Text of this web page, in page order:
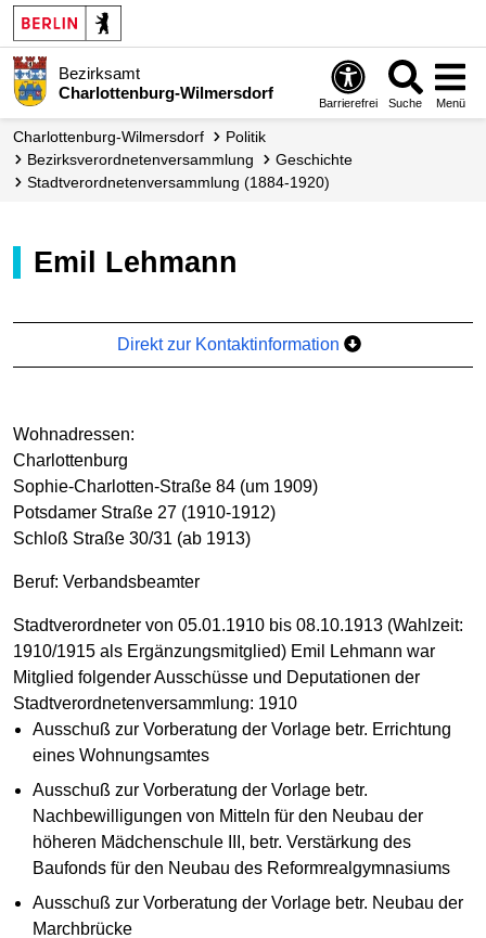
Bezirksamt
Charlottenburg-Wilmersdorf
Barrierefrei Suche Menü
Charlottenburg-Wilmersdorf
Politik
Bezirks­verordneten­versammlung
Geschichte
Stadtverordnetenversammlung (1884-1920)
Emil Lehmann
Direkt zur Kontaktinformation
Wohnadressen:
Charlottenburg
Sophie-Charlotten-Straße 84 (um 1909)
Potsdamer Straße 27 (1910-1912)
Schloß Straße 30/31 (ab 1913)
Beruf: Verbandsbeamter
Stadtverordneter von 05.01.1910 bis 08.10.1913 (Wahlzeit:
1910/1915 als Ergänzungsmitglied) Emil Lehmann war
Mitglied folgender Ausschüsse und Deputationen der
Stadtverordnetenversammlung: 1910
Ausschuß zur Vorberatung der Vorlage betr. Errichtung
eines Wohnungsamtes
Ausschuß zur Vorberatung der Vorlage betr.
Nachbewilligungen von Mitteln für den Neubau der
höheren Mädchenschule III, betr. Verstärkung des
Baufonds für den Neubau des Reformrealgymnasiums
Ausschuß zur Vorberatung der Vorlage betr. Neubau der
Marchbrücke